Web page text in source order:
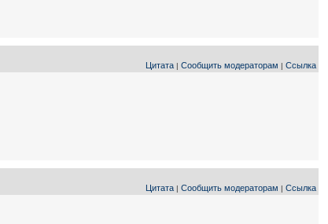
Цитата | Сообщить модераторам | Ссылка
Цитата | Сообщить модераторам | Ссылка